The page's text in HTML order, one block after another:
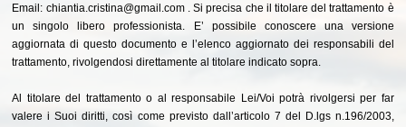
Email: chiantia.cristina@gmail.com . Si precisa che il titolare del trattamento è
un singolo libero professionista. E’ possibile conoscere una versione
aggiornata di questo documento e l’elenco aggiornato dei responsabili del
trattamento, rivolgendosi direttamente al titolare indicato sopra.
Al titolare del trattamento o al responsabile Lei/Voi potrà rivolgersi per far
valere i Suoi diritti, così come previsto dall’articolo 7 del D.lgs n.196/2003,